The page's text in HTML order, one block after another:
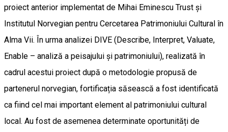
proiect anterior implementat de Mihai Eminescu Trust și
Institutul Norvegian pentru Cercetarea Patrimoniului Cultural în
Alma Vii. În urma analizei DIVE (Describe, Interpret, Valuate,
Enable – analiză a peisajului și patrimoniului), realizată în
cadrul acestui proiect după o metodologie propusă de
partenerul norvegian, fortificația săsească a fost identificată
ca fiind cel mai important element al patrimoniului cultural
local. Au fost de asemenea determinate oportunități de